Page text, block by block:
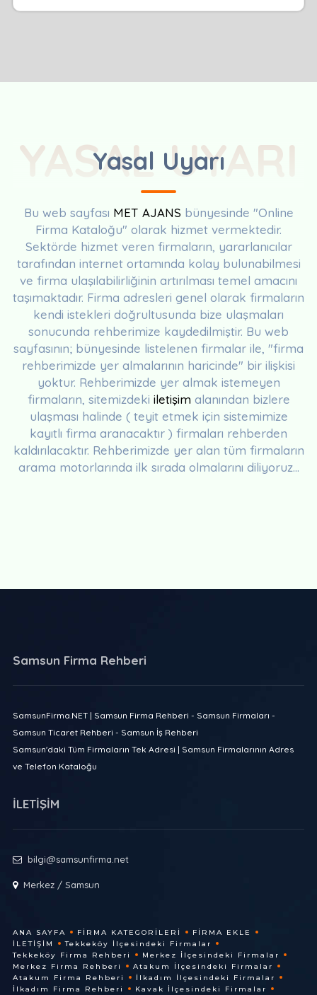
Yasal Uyarı
YASAL UYARI
Bu web sayfası MET AJANS bünyesinde "Online
Firma Kataloğu" olarak hizmet vermektedir.
Sektörde hizmet veren firmaların, yararlanıcılar
tarafından internet ortamında kolay bulunabilmesi
ve firma ulaşılabilirliğinin artırılması temel amacını
taşımaktadır. Firma adresleri genel olarak firmaların
kendi istekleri doğrultusunda bize ulaşmaları
sonucunda rehberimize kaydedilmiştir. Bu web
sayfasının; bünyesinde listelenen firmalar ile, "firma
rehberimizde yer almalarının haricinde" bir ilişkisi
yoktur. Rehberimizde yer almak istemeyen
firmaların, sitemizdeki iletişim alanından bizlere
ulaşması halinde ( teyit etmek için sistemimize
kayıtlı firma aranacaktır ) firmaları rehberden
kaldırılacaktır. Rehberimizde yer alan tüm firmaların
arama motorlarında ilk sırada olmalarını diliyoruz...
Samsun Firma Rehberi
SamsunFirma.NET | Samsun Firma Rehberi - Samsun Firmaları -
Samsun Ticaret Rehberi - Samsun İş Rehberi
Samsun'daki Tüm Firmaların Tek Adresi | Samsun Firmalarının Adres
ve Telefon Kataloğu
İLETİŞİM
bilgi@samsunfirma.net
Merkez / Samsun
ANA SAYFA FIRMA KATEGORILERI
FIRMA EKLE
İLETIŞIM
Tekkeköy İlçesindeki Firmalar
Tekkeköy Firma Rehberi
Merkez İlçesindeki Firmalar
Merkez Firma Rehberi
Atakum İlçesindeki Firmalar
Atakum Firma Rehberi
İlkadım İlçesindeki Firmalar
İlkadım Firma Rehberi
Kavak İlçesindeki Firmalar